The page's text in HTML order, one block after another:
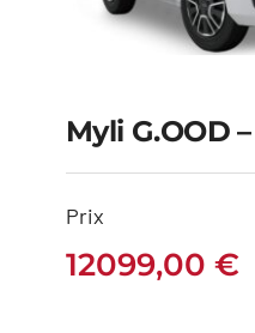
Myli
Myli G.OOD
Prix
12099,00 €